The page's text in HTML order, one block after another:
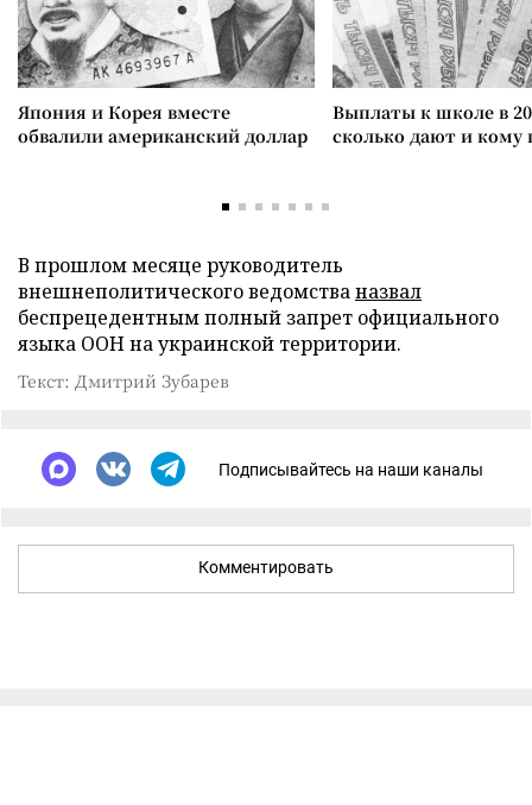
Япония и Корея вместе
обвалили американский доллар
Выплаты к школе в
сколько дают и
В прошлом месяце руководитель
внешнеполитического ведомстваназвал
беспрецедентным полный запрет официального
языка ООН на украинской территории.
Текст: Дмитрий Зубарев
Подписывайтесь на наши каналы
Комментировать